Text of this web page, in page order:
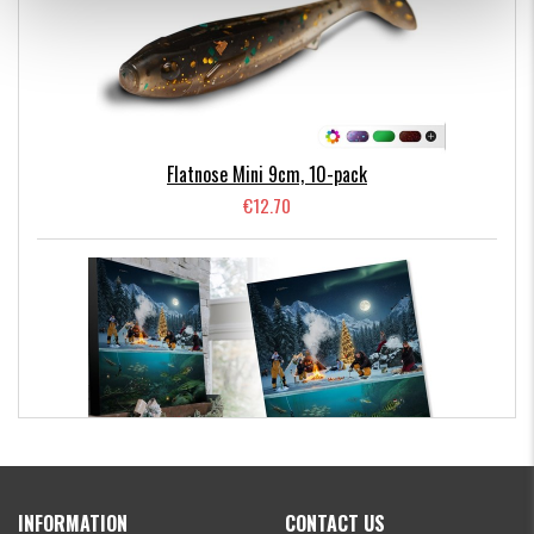
Flatnose Mini 9cm, 10-pack
€12.70
€154.86
INFORMATION CONTACT US